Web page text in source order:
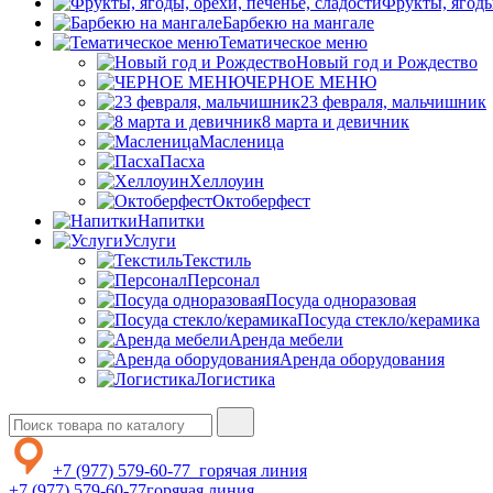
Барбекю на мангале
Тематическое меню
Новый год и Рождество
ЧЕРНОЕ МЕНЮ
23 февраля, мальчишник
8 марта и девичник
Масленица
Пасха
Хеллоуин
Октоберфест
Напитки
Услуги
Текстиль
Персонал
Посуда одноразовая
Посуда стекло/керамика
Аренда мебели
Аренда оборудования
Логистика
+7 (977) 579-60-77 горячая линия